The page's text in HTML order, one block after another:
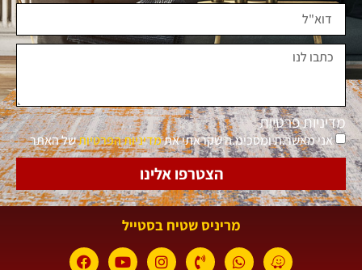
מדיניות פרטיות
אני מאשר.ת ומסכימ.ה שקראתי אתמדיניות הפרטיותשל האתר
הצטרפו אלינו
מריניס שטיח בסטייל